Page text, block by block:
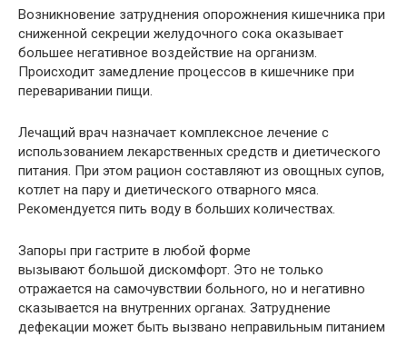
Возникновение затруднения опорожнения кишечника при
сниженной секреции желудочного сока оказывает
большее негативное воздействие на организм.
Происходит замедление процессов в кишечнике при
переваривании пищи.
Лечащий врач назначает комплексное лечение с
использованием лекарственных средств и диетического
питания. При этом рацион составляют из овощных супов,
котлет на пару и диетического отварного мяса.
Рекомендуется пить воду в больших количествах.
Запоры при гастрите в любой форме
вызывают большой дискомфорт. Это не только
отражается на самочувствии больного, но и негативно
сказывается на внутренних органах. Затруднение
дефекации может быть вызвано неправильным питанием